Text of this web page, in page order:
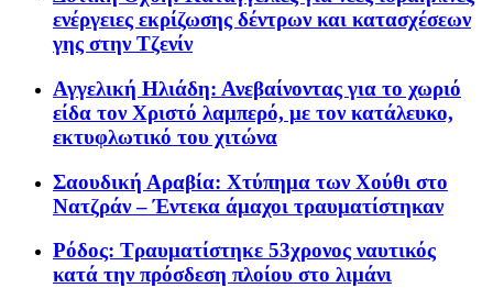
ενέργειες εκρίζωσης δέντρων και κατασχέσεων
γης στην Τζενίν
Αγγελική Ηλιάδη: Ανεβαίνοντας για το χωριό
είδα τον Χριστό λαμπερό, με τον κατάλευκο,
εκτυφλωτικό του χιτώνα
Σαουδική Αραβία: Χτύπημα των Χούθι στο
Νατζράν – Έντεκα άμαχοι τραυματίστηκαν
Ρόδος: Τραυματίστηκε 53χρονος ναυτικός
κατά την πρόσδεση πλοίου στο λιμάνι